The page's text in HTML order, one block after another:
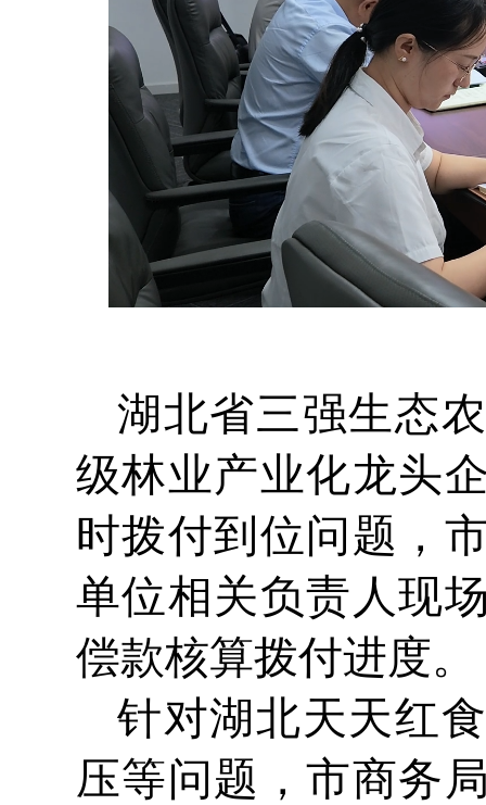
湖北省三强生态
级林业产业化龙头
时拨付到位问题，
单位相关负责人现
偿款核算拨付进度。
针对湖北天天红
压等问题，市商务